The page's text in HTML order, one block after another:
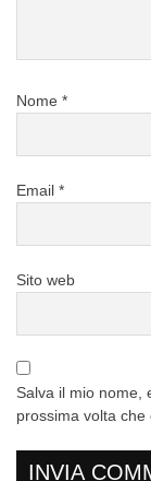
Nome *
Email *
Sito web
Salva il mio nome,
prossima volta che